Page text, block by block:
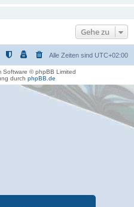
Gehe zu
Alle Zeiten sind UTC+02:00
Software © phpBB Limited
durch phpBB.de